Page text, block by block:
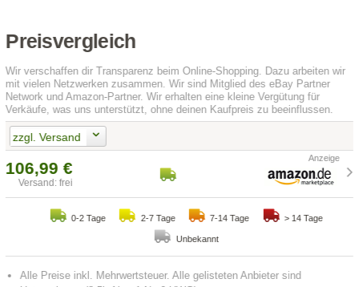
Preisvergleich
Wir verschaffen dir Transparenz beim Online-Shopping. Dazu arbeiten wir
mit vielen Netzwerken zusammen. Wir sind Mitglied des eBay Partner
Network und Amazon-Partner. Wir erhalten eine kleine Vergütung für
Verkäufe, was uns unterstützt, ohne deinen Kaufpreis zu beeinflussen.
zzgl. Versand
106,99 €
Versand: frei
0-2 Tage 2-7 Tage 7-14 Tage > 14 Tage
Unbekannt